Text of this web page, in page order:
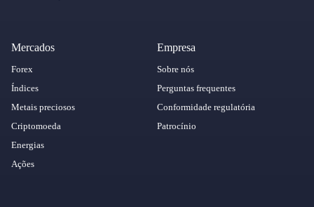
Mercados
Forex
Índices
Metais preciosos
Criptomoeda
Energias
Ações
Empresa
Sobre nós
Perguntas frequentes
Conformidade regulatória
Patrocínio